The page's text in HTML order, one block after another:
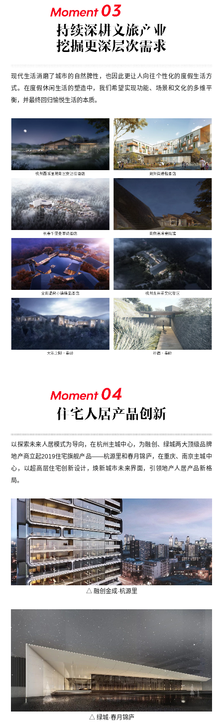
现代生活消磨了城市的自然脾性，也因此更让人向往个性化的度假生活方
式。在度假休闲生活的塑造中，我们希望实现功能、场景和文化的多维平
衡，并最终回归愉悦生活的本质。
以探索未来人居模式为导向，在杭州主城中心，为融创、绿城两大顶级品牌
地产商立起2019住宅旗舰产品——杭源里和春月锦庐，在重庆、南京主城中
心，以超高层住宅创新设计，焕新城市未来界面，引领地产人居产品新格
局。
△ 融创金成·杭源里
△ 绿城·春月锦庐